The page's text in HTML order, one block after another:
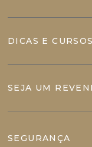
DICAS E CURSOS
SEJA UM
SEGURANÇA